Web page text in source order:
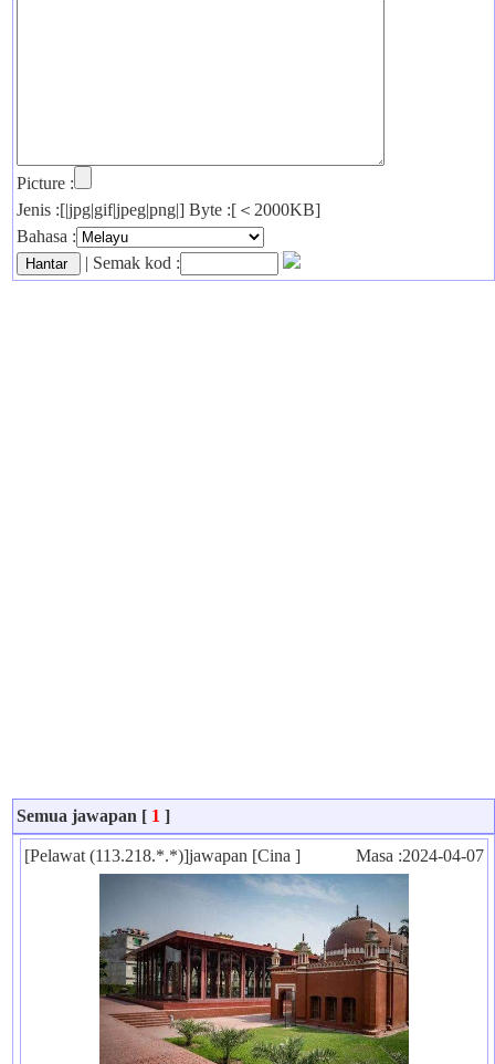
Picture :
Jenis :[|jpg|gif|jpeg|png|] Byte :[＜2000KB]
Bahasa :
| Semak kod :
Semua jawapan [ 1 ]
[Pelawat (113.218.*.*)]jawapan [Cina ] Masa :2024-04-07